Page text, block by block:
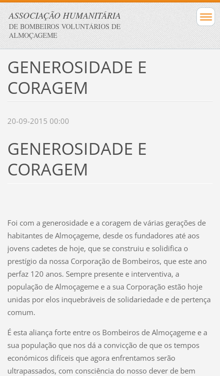
ASSOCIAÇÃO HUMANITÁRIA
DE BOMBEIROS VOLUNTÁRIOS DE
ALMOÇAGEME
GENEROSIDADE E
CORAGEM
20-09-2015 00:00
GENEROSIDADE E
CORAGEM
Foi com a generosidade e a coragem de várias gerações de
habitantes de Almoçageme, desde os fundadores até aos
jovens cadetes de hoje, que se construiu e solidifica o
prestígio da nossa Corporação de Bombeiros, que este ano
perfaz 120 anos. Sempre presente e interventiva, a
população de Almoçageme e a sua Corporação estão hoje
unidas por elos inquebráveis de solidariedade e de pertença
comum.
É esta aliança forte entre os Bombeiros de Almoçageme e a
sua população que nos dá a convicção de que os tempos
económicos difíceis que agora enfrentamos serão
ultrapassados, com consciência do nosso dever de bem